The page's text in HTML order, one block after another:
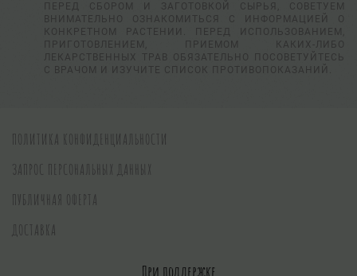
ПЕРЕД СБОРОМ И ЗАГОТОВКОЙ СЫРЬЯ, СОВЕТУЕМ
ВНИМАТЕЛЬНО ОЗНАКОМИТЬСЯ С ИНФОРМАЦИЕЙ О
КОНКРЕТНОМ РАСТЕНИИ. ПЕРЕД ИСПОЛЬЗОВАНИЕМ,
ПРИГОТОВЛЕНИЕМ, ПРИЕМОМ КАКИХ-ЛИБО
ЛЕКАРСТВЕННЫХ ТРАВ ОБЯЗАТЕЛЬНО ПОСОВЕТУЙТЕСЬ
С ВРАЧОМ И ИЗУЧИТЕ СПИСОК ПРОТИВОПОКАЗАНИЙ.
ПОЛИТИКА КОНФИДЕНЦИАЛЬНОСТИ
ЗАПРОС ПЕРСОНАЛЬНЫХ ДАННЫХ
ПУБЛИЧНАЯ ОФЕРТА
ДОСТАВКА
При поддержке